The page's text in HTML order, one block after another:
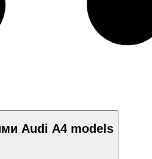
Audi A4 models